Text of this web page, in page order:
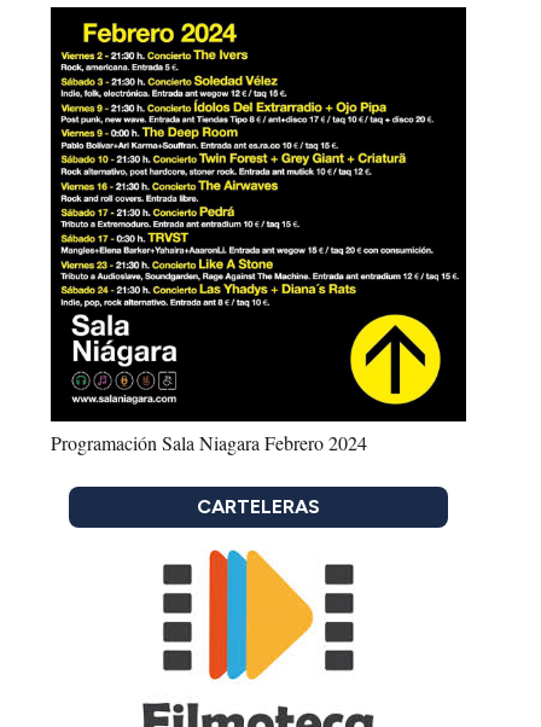
Programación Sala Niagara Febrero 2024
CARTELERAS